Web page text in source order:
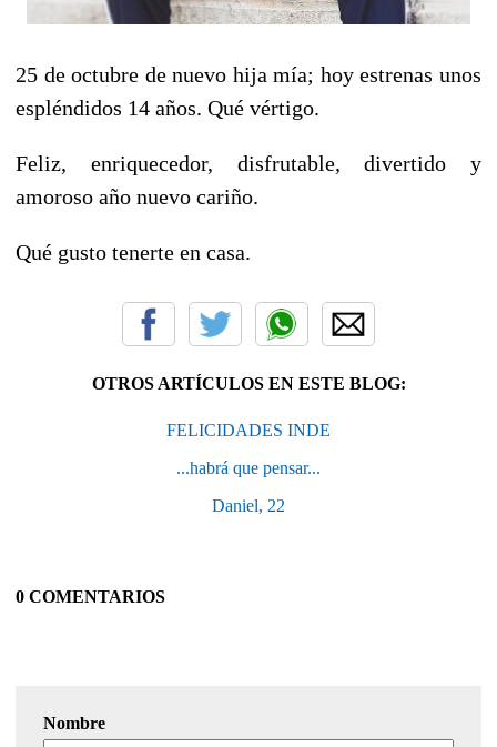
25 de octubre de nuevo hija mía; hoy estrenas unos
espléndidos 14 años. Qué vértigo.
Feliz, enriquecedor, disfrutable, divertido y
amoroso año nuevo cariño.
Qué gusto tenerte en casa.
OTROS ARTÍCULOS EN ESTE BLOG:
FELICIDADES INDE
...habrá que pensar...
Daniel, 22
0 COMENTARIOS
Nombre